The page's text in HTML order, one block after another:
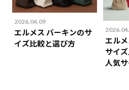
2026.04.09
エルメス バーキンのサ
イズ比較と選び方
エル
サイ
人気